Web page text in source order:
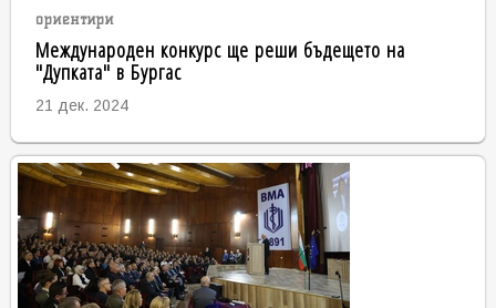
ориентири
Международен конкурс ще реши бъдещето на
"Дупката" в Бургас
21 дек. 2024